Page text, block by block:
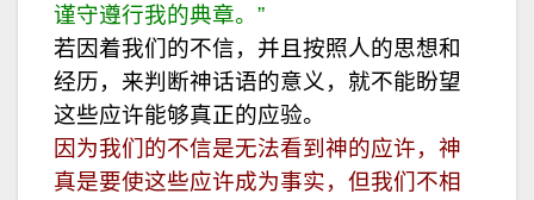
谨守遵行我的典章。”
若因着我们的不信，并且按照人的思想和
经历，来判断神话语的意义，就不能盼望
这些应许能够真正的应验。
因为我们的不信是无法看到神的应许，神
真是要使这些应许成为事实，但我们不相